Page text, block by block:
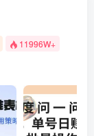
11996W+